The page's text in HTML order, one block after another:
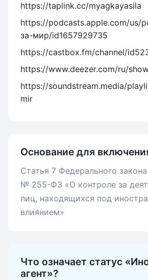
https://taplink.cc/myagkayasila
https://podcasts.apple.com/us/
за-мир/id1657929735
https://castbox.fm/channel/
https://www.deezer.com/ru/
https://soundstream.media/
mir
Основание для
Статья 7 Федерального
№ 255-ФЗ «О контроле за
лиц, находящихся под
влиянием»
Что означает статус
агент»?